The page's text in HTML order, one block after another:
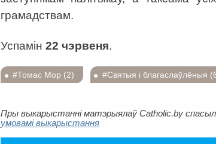
грамадствам.
Успамін 22 чэрвеня.
#Томас Мор (2) #Святыя і благаслаўлёныя
Пры выкарыстанні матэрыялаў Catholic.by
умовамі выкарыстання